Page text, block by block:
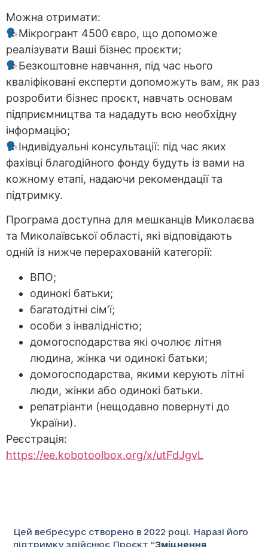
Можна отримати:
Мікрогрант 4500 євро, що допоможе
реалізувати Ваші бізнес проєкти;
Безкоштовне навчання, під час нього
кваліфіковані експерти допоможуть вам, як раз
розробити бізнес проєкт, навчать основам
підприємництва та нададуть всю необхідну
інформацію;
Індивідуальні консультації: під час яких
фахівці благодійного фонду будуть із вами на
кожному етапі, надаючи рекомендації та
підтримку.
Програма доступна для мешканців Миколаєва
та Миколаївської області, які відповідають
одній із нижче перерахованій категорії:
ВПО;
одинокі батьки;
багатодітні сімʼї;
особи з інвалідністю;
домогосподарства які очолює літня
людина, жінка чи одинокі батьки;
домогосподарства, якими керують літні
люди, жінки або одинокі батьки.
репатріанти (нещодавно повернуті до
України).
Реєстрація:
https://ee.kobotoolbox.org/x/utFdJgvL
Цей вебресурс створено в 2022 році. Наразі його
підтримку здійснює Проєкт “Зміцнення